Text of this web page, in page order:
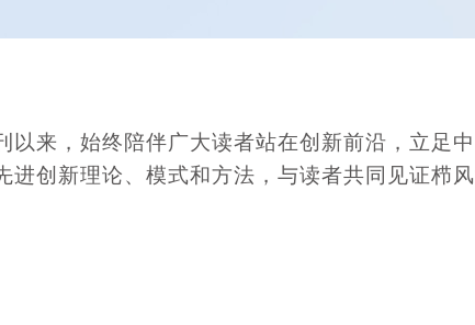
以来，始终陪伴广大读者站在创新前沿，立足
进创新理论、模式和方法，与读者共同见证栉风